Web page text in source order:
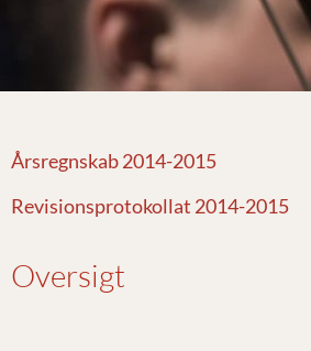
Årsregnskab 2014-2015
Revisionsprotokollat 2014-2015
Oversigt